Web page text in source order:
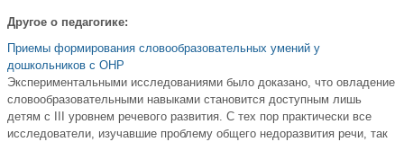
Другое о педагогике:
Приемы формирования словообразовательных умений у
дошкольников с ОНР
Экспериментальными исследованиями было доказано, что овладение
словообразовательными навыками становится доступным лишь
детям с III уровнем речевого развития. С тех пор практически все
исследователи, изучавшие проблему общего недоразвития речи, так